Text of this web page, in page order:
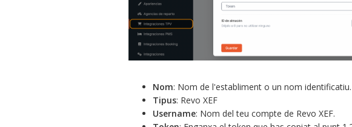
Nom: Nom de l'establiment o un nom identificatiu.
Tipus: Revo XEF
Username: Nom del teu compte de Revo XEF.